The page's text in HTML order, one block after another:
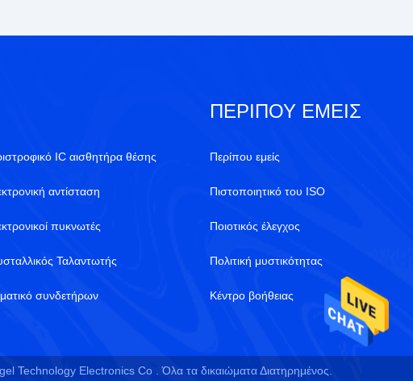
IC αισθητήρα θέσης
αντίσταση
πυκνωτές
Ταλαντωτής
συνδετήρων
ΠΕΡΊΠΟΥ ΕΜΕΊΣ
Περίπου εμείς
Πιστοποιητικό του ISO
Ποιοτικός έλεγχος
Πολιτική μυστικότητας
Κέντρο βοήθειας
Technology Electronics Co . Όλα τα δικαιώματα Διατηρημένος.